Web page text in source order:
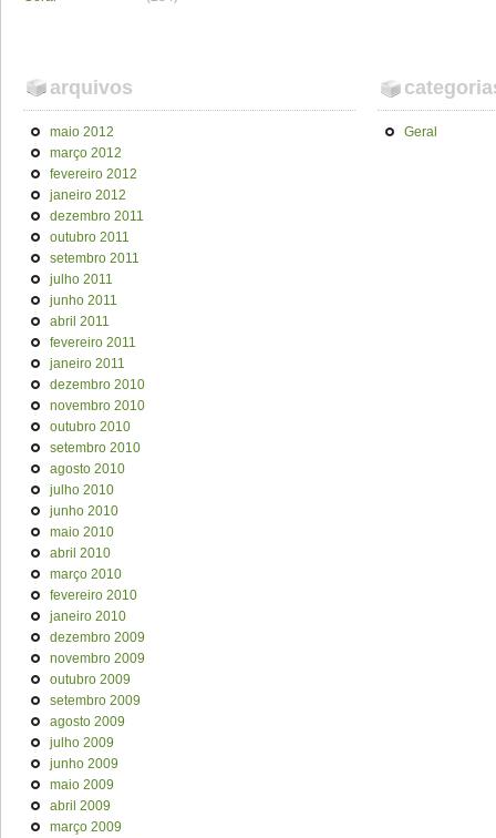
arquivos
maio 2012
março 2012
fevereiro 2012
janeiro 2012
dezembro 2011
outubro 2011
setembro 2011
julho 2011
junho 2011
abril 2011
fevereiro 2011
janeiro 2011
dezembro 2010
novembro 2010
outubro 2010
setembro 2010
agosto 2010
julho 2010
junho 2010
maio 2010
abril 2010
março 2010
fevereiro 2010
janeiro 2010
dezembro 2009
novembro 2009
outubro 2009
setembro 2009
agosto 2009
julho 2009
junho 2009
maio 2009
abril 2009
março 2009
Geral